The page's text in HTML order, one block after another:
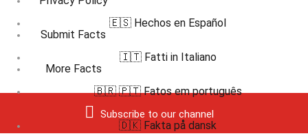
Submit Facts
More Facts
Subscribe to our channel
🇪🇸 Hechos en Español
🇮🇹 Fatti in Italiano
🇧🇷 🇵🇹 Fatos em português
🇩🇰 Fakta på dansk